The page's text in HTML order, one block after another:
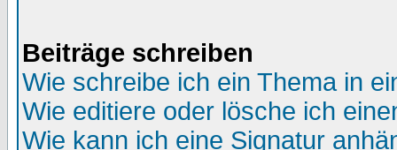
Beiträge schreiben
Wie schreibe ich ein Thema in
Wie editiere oder lösche ich
Wie kann ich eine Signatur